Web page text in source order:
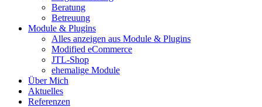
Beratung
Betreuung
Module & Plugins
Alles anzeigen aus Module & Plugins
Modified eCommerce
JTL-Shop
ehemalige Module
Über Mich
Aktuelles
Referenzen